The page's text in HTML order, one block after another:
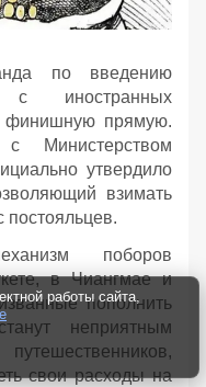
по введению
с иностранных
финишную прямую.
с Министерством
утвердило
взимать
постояльцев.
поборов
в Чиангмае и
пополнить
неприятным
свои расходы на
работы сайта,